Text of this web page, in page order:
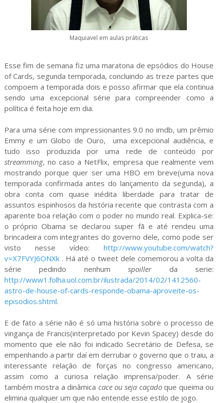
Maquiavel em aulas práticas
Esse fim de semana fiz uma maratona de epsódios do House
of Cards, segunda temporada, concluindo as treze partes que
compoem a temporada dois e posso afirmar que ela continua
sendo uma excepcional série para compreender como a
política é feita hoje em dia.
Para uma série com impressionantes 9.0 no imdb, um prêmio
Emmy e um Globo de Ouro, uma excepcional audiência, e
tudo isso produzida por uma rede de conteúdo por
streamming, no caso a NetFlix, empresa que realmente vem
mostrando porque quer ser uma HBO em breve(uma nova
temporada confirmada antes do lançamento da segunda), a
obra conta com quase inédita liberdade para tratar de
assuntos espinhosos da história recente que contrasta com a
aparente boa relação com o poder no mundo real. Explica-se:
o próprio Obama se declarou super fã e até rendeu uma
brincadeira com integrantes do governo dele, como pode ser
visto nesse vídeo:http://www.youtube.com/watch?
v=X7FVYJ6ONXk. Há até o tweet dele comemorou a volta da
série pedindo nenhumspoillerda serie:
http://www1.folha.uol.com.br/ilustrada/2014/02/1412560-
astro-de-house-of-cards-responde-obama-aproveite-os-
episodios.shtml.
E de fato a série não é só uma história sobre o processo de
vingança de Francis(interpretado por Kevin Spacey) desde do
momento que ele não foi indicado Secretário de Defesa, se
empenhando a partir daí em derrubar o governo que o traiu, a
interessante relação de forças no congresso americano,
assim como a curiosa relação imprensa/poder. A série
também mostra a dinâmica cace ou seja caçadoque queima ou
elimina qualquer um que não entende esse estilo de jogo.